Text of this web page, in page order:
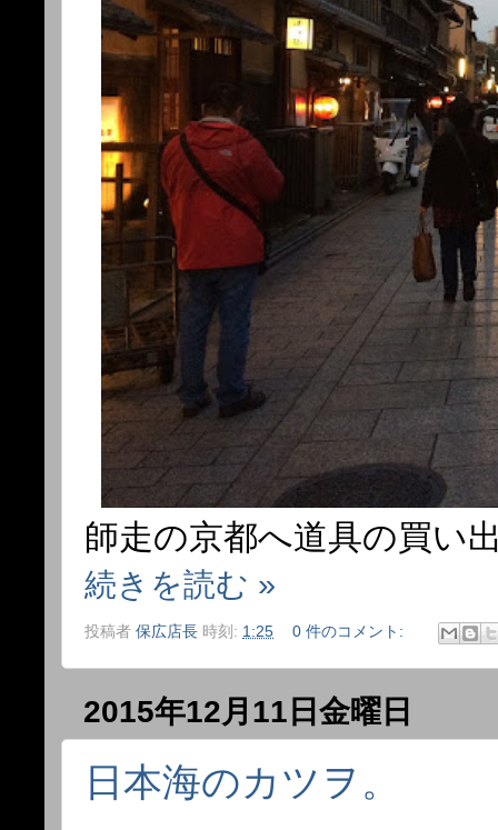
師走の京都へ道具の買い
続きを読む »
投稿者 保広店長 時刻: 1:25 0 件のコメント:
2015年12月11日金曜日
日本海のカツヲ。